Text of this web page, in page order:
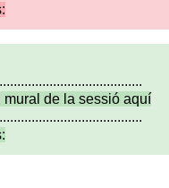
mural de la sessió aquí